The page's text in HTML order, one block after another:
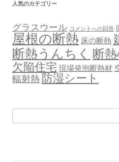
人気のカテゴリー
グラスウール コメントへの回答
屋根の断熱 床の断熱
断熱うんちく 断
欠陥住宅 現場発泡断熱材
輻射熱 防湿シート